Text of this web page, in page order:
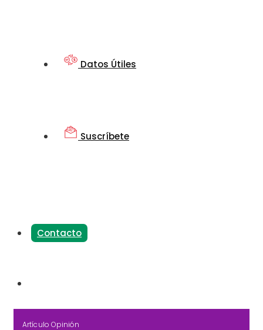
Datos Útiles
Suscríbete
Contacto
Artículo Opinión